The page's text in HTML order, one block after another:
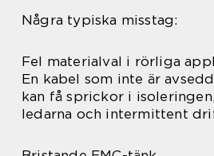
Några typiska misstag:
Fel materialval i rörliga
En kabel som inte är
kan få sprickor i
ledarna och intermittent